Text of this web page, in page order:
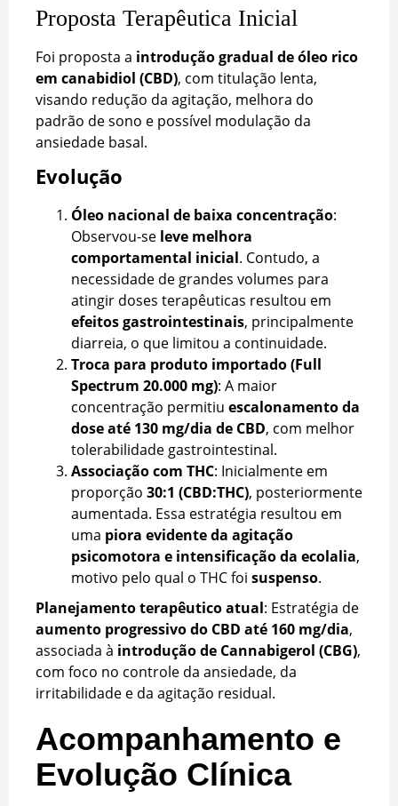
Proposta Terapêutica Inicial
Foi proposta a introdução gradual de óleo rico
em canabidiol (CBD), com titulação lenta,
visando redução da agitação, melhora do
padrão de sono e possível modulação da
ansiedade basal.
Evolução
Óleo nacional de baixa concentração:
Observou-se leve melhora
comportamental inicial. Contudo, a
necessidade de grandes volumes para
atingir doses terapêuticas resultou em
efeitos gastrointestinais, principalmente
diarreia, o que limitou a continuidade.
Troca para produto importado (Full
Spectrum 20.000 mg): A maior
concentração permitiu escalonamento da
dose até 130 mg/dia de CBD, com melhor
tolerabilidade gastrointestinal.
Associação com THC: Inicialmente em
proporção 30:1 (CBD:THC), posteriormente
aumentada. Essa estratégia resultou em
uma piora evidente da agitação
psicomotora e intensificação da ecolalia,
motivo pelo qual o THC foi suspenso.
Planejamento terapêutico atual: Estratégia de
aumento progressivo do CBD até 160 mg/dia,
associada à introdução de Cannabigerol (CBG),
com foco no controle da ansiedade, da
irritabilidade e da agitação residual.
Acompanhamento e
Evolução Clínica